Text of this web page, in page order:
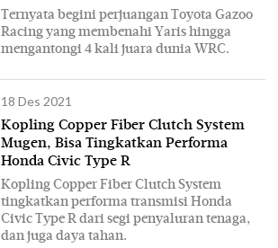
Ternyata begini perjuangan Toyota Gazoo
Racing yang membenahi Yaris hingga
mengantongi 4 kali juara dunia WRC.
18 Des 2021
Kopling Copper Fiber Clutch System
Mugen, Bisa Tingkatkan Performa
Honda Civic Type R
Kopling Copper Fiber Clutch System
tingkatkan performa transmisi Honda
Civic Type R dari segi penyaluran tenaga,
dan juga daya tahan.